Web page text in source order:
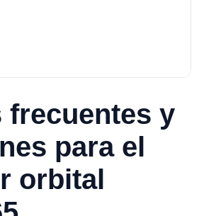
frecuentes y
para el
orbital